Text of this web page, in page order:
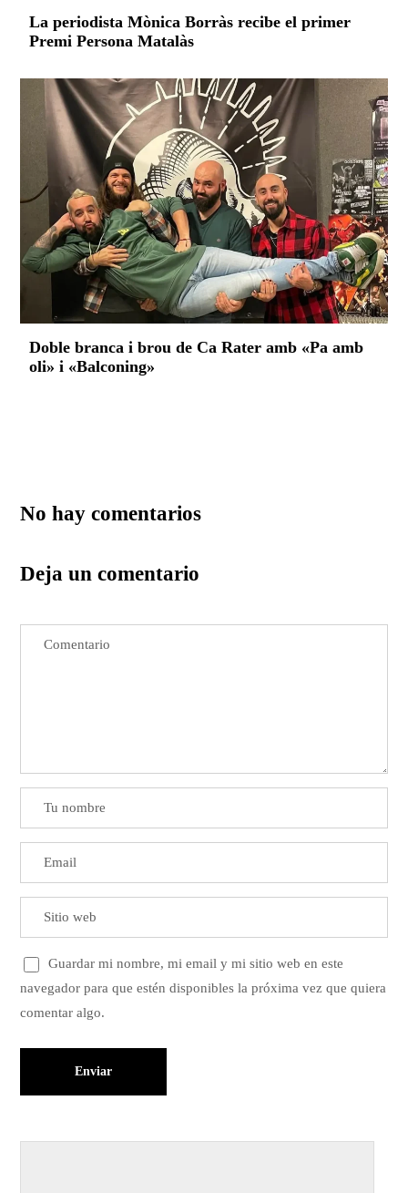
La periodista Mònica Borràs recibe el primer
Premi Persona Matalàs
Doble branca i brou de Ca Rater amb «Pa amb
oli» i «Balconing»
No hay comentarios
Deja un comentario
Guardar mi nombre, mi email y mi sitio web en este
navegador para que estén disponibles la próxima vez que quiera
comentar algo.